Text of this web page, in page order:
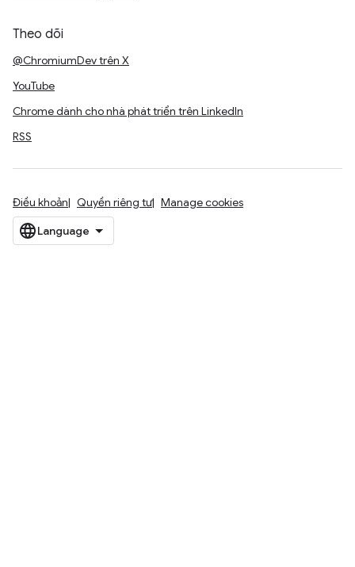
Theo dõi
@ChromiumDev trên X
YouTube
Chrome dành cho nhà phát triển trên LinkedIn
RSS
Điều khoản Quyền riêng tư Manage cookies